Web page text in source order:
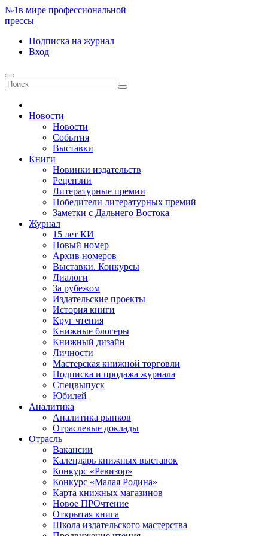
№1в мире профессиональной
прессы
Подписка на журнал
Вход
Новости
Новости
События
Выставки
Книги
Новинки издательств
Рецензии
Литературные премии
Победители литературных премий
Заметки с Дальнего Востока
Журнал
15 лет КИ
Новый номер
Архив номеров
Выставки. Конкурсы
Диалоги
За рубежом
Издательские проекты
История книги
Круг чтения
Книжные блогеры
Книжный дизайн
Личности
Мастерская книжной торговли
Подписка и продажа журнала
Спецвыпуск
Юбилей
Аналитика
Аналитика рынков
Отраслевые доклады
Отрасль
Вакансии
Календарь книжных выставок
Конкурс «Ревизор»
Конкурс «Малая Родина»
Карта книжных магазинов
Новое ПРОчтение
Открытая книга
Школа издательского мастерства